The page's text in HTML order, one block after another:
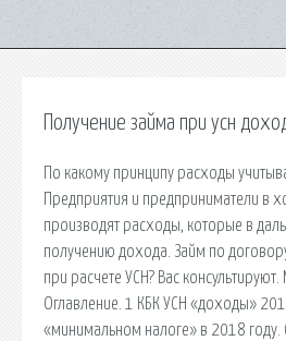
Получение займа при усн
По какому принципу расходы
Предприятия и предприниматели в
производят расходы, которые в
получению дохода. Займ по
при расчете УСН? Вас консультируют.
Оглавление. 1 КБК УСН «доходы»
«минимальном налоге» в 2018 году.